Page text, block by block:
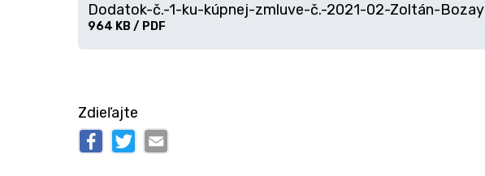
Stiahnuť
Dodatok-č.-1-ku-kúpnej-zmluve-č.-2021-02-Zoltán-Bozay
964 KB / PDF
Zdieľajte